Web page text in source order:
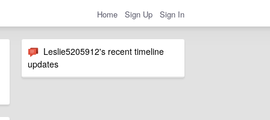
Home Sign Up Sign In
Leslie5205912's recent timeline
updates